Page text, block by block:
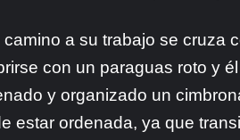
camino a su trabajo se cruza
con un paraguas roto y
y organizado un
estar ordenada, ya que